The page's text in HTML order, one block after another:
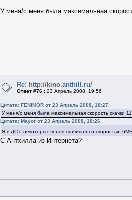
У меня/с меня была максимальная
Re: http://kino.anthill.ru/
Ответ #76 : 23 Апрель 2008, 19:56
Цитата: FENIMOR от 23 Апрель 2008, 18:27
У меня/с меня была максимальная скорость скачки
Цитата: Mayor от 23 Апрель 2008, 18:26
Я в ДС с некоторых челов скачивал со скоростью
С Антхилла из Интернета?